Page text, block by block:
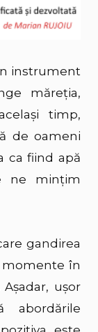
instrument
măreția,
timp,
de oameni
ca fiind apă
ne mințim
gandirea
momente în
ușor
abordările